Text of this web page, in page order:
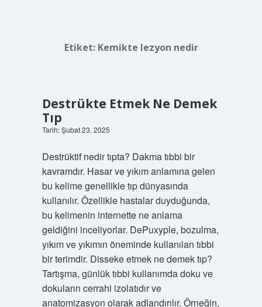
Etiket: Kemikte lezyon nedir
Destrükte Etmek Ne Demek
Tıp
Tarih: Şubat 23, 2025
Destrüktif nedir tıpta? Dakma tıbbi bir
kavramdır. Hasar ve yıkım anlamına gelen
bu kelime genellikle tıp dünyasında
kullanılır. Özellikle hastalar duyduğunda,
bu kelimenin internette ne anlama
geldiğini inceliyorlar. DePuxyple, bozulma,
yıkım ve yıkımın öneminde kullanılan tıbbi
bir terimdir. Disseke etmek ne demek tıp?
Tartışma, günlük tıbbi kullanımda doku ve
dokuların cerrahi izolatıdır ve
anatomizasyon olarak adlandırılır. Örneğin,